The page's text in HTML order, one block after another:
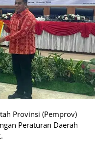
Provinsi (Pemprov)
Peraturan Daerah